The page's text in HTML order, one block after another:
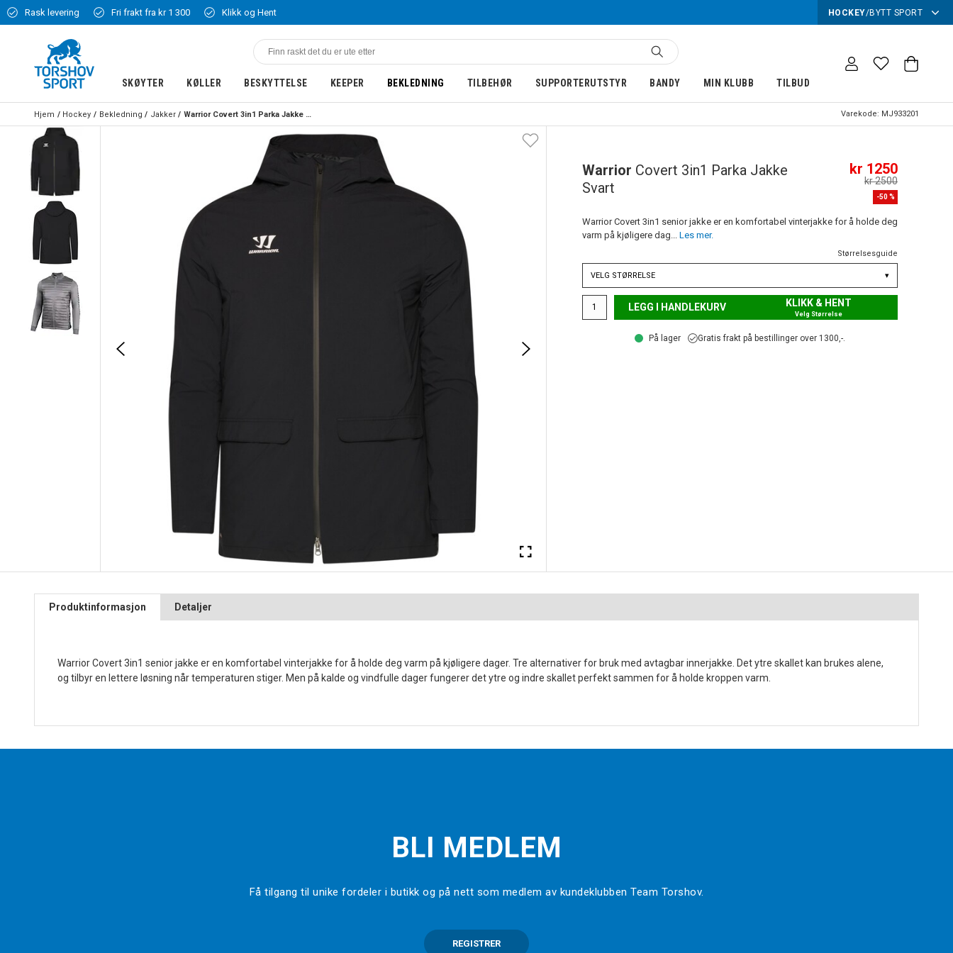
Rask levering Fri frakt fra kr 1 300 Klikk og Hent HOCKEY/BYTT SPORT
SKØYTER KØLLER BESKYTTELSE KEEPER BEKLEDNING TILBEHØR SUPPORTERUTSTYR BANDY MIN KLUBB TILBUD
Hjem Hockey Bekledning Jakker Warrior Covert 3in1 Parka Jakke Svart Varekode: MJ933201
-50 %
Warrior Covert 3in1 Parka Jakke
Svart
kr 1250
kr 2500
Warrior Covert 3in1 senior jakke er en komfortabel vinterjakke for å holde deg
varm på kjøligere dag... Les mer.
Størrelsesguide
VELG STØRRELSE ▾
LEGG I HANDLEKURV KLIKK & HENT
Velg Størrelse
På lager Gratis frakt på bestillinger over 1300,-.
Produktinformasjon Detaljer
Warrior Covert 3in1 senior jakke er en komfortabel vinterjakke for å holde deg varm på kjøligere dager. Tre alternativer for bruk med avtagbar innerjakke. Det ytre skallet kan brukes alene,
og tilbyr en lettere løsning når temperaturen stiger. Men på kalde og vindfulle dager fungerer det ytre og indre skallet perfekt sammen for å holde kroppen varm.
BLI MEDLEM
Få tilgang til unike fordeler i butikk og på nett som medlem av kundeklubben Team Torshov.
REGISTRER